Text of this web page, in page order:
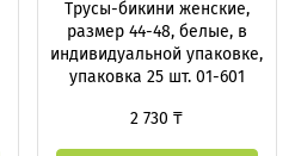
Трусы-бикини женские,
размер 44-48, белые, в
индивидуальной упаковке,
упаковка 25 шт. 01-601
2 730 ₸